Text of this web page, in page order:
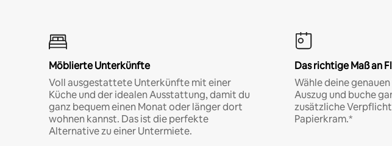
Möblierte Unterkünfte
Voll ausgestattete Unterkünfte mit einer
Küche und der idealen Ausstattung, damit du
ganz bequem einen Monat oder länger dort
wohnen kannst. Das ist die perfekte
Alternative zu einer Untermiete.
Das richtige Maß an
Wähle deine
Auszug und buche
zusätzliche
Papierkram.*